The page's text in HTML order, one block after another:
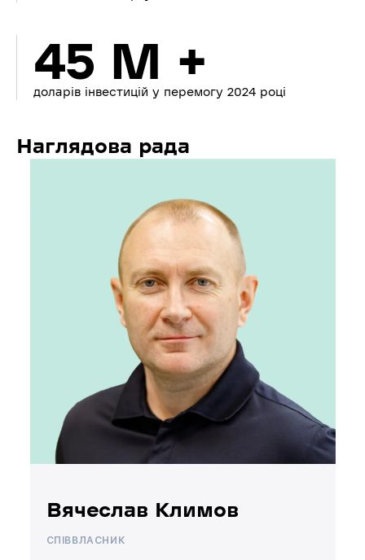
45 M +
доларів інвестицій у перемогу 2024 році
Наглядова рада
Вячеслав Климов
СПІВВЛАСНИК